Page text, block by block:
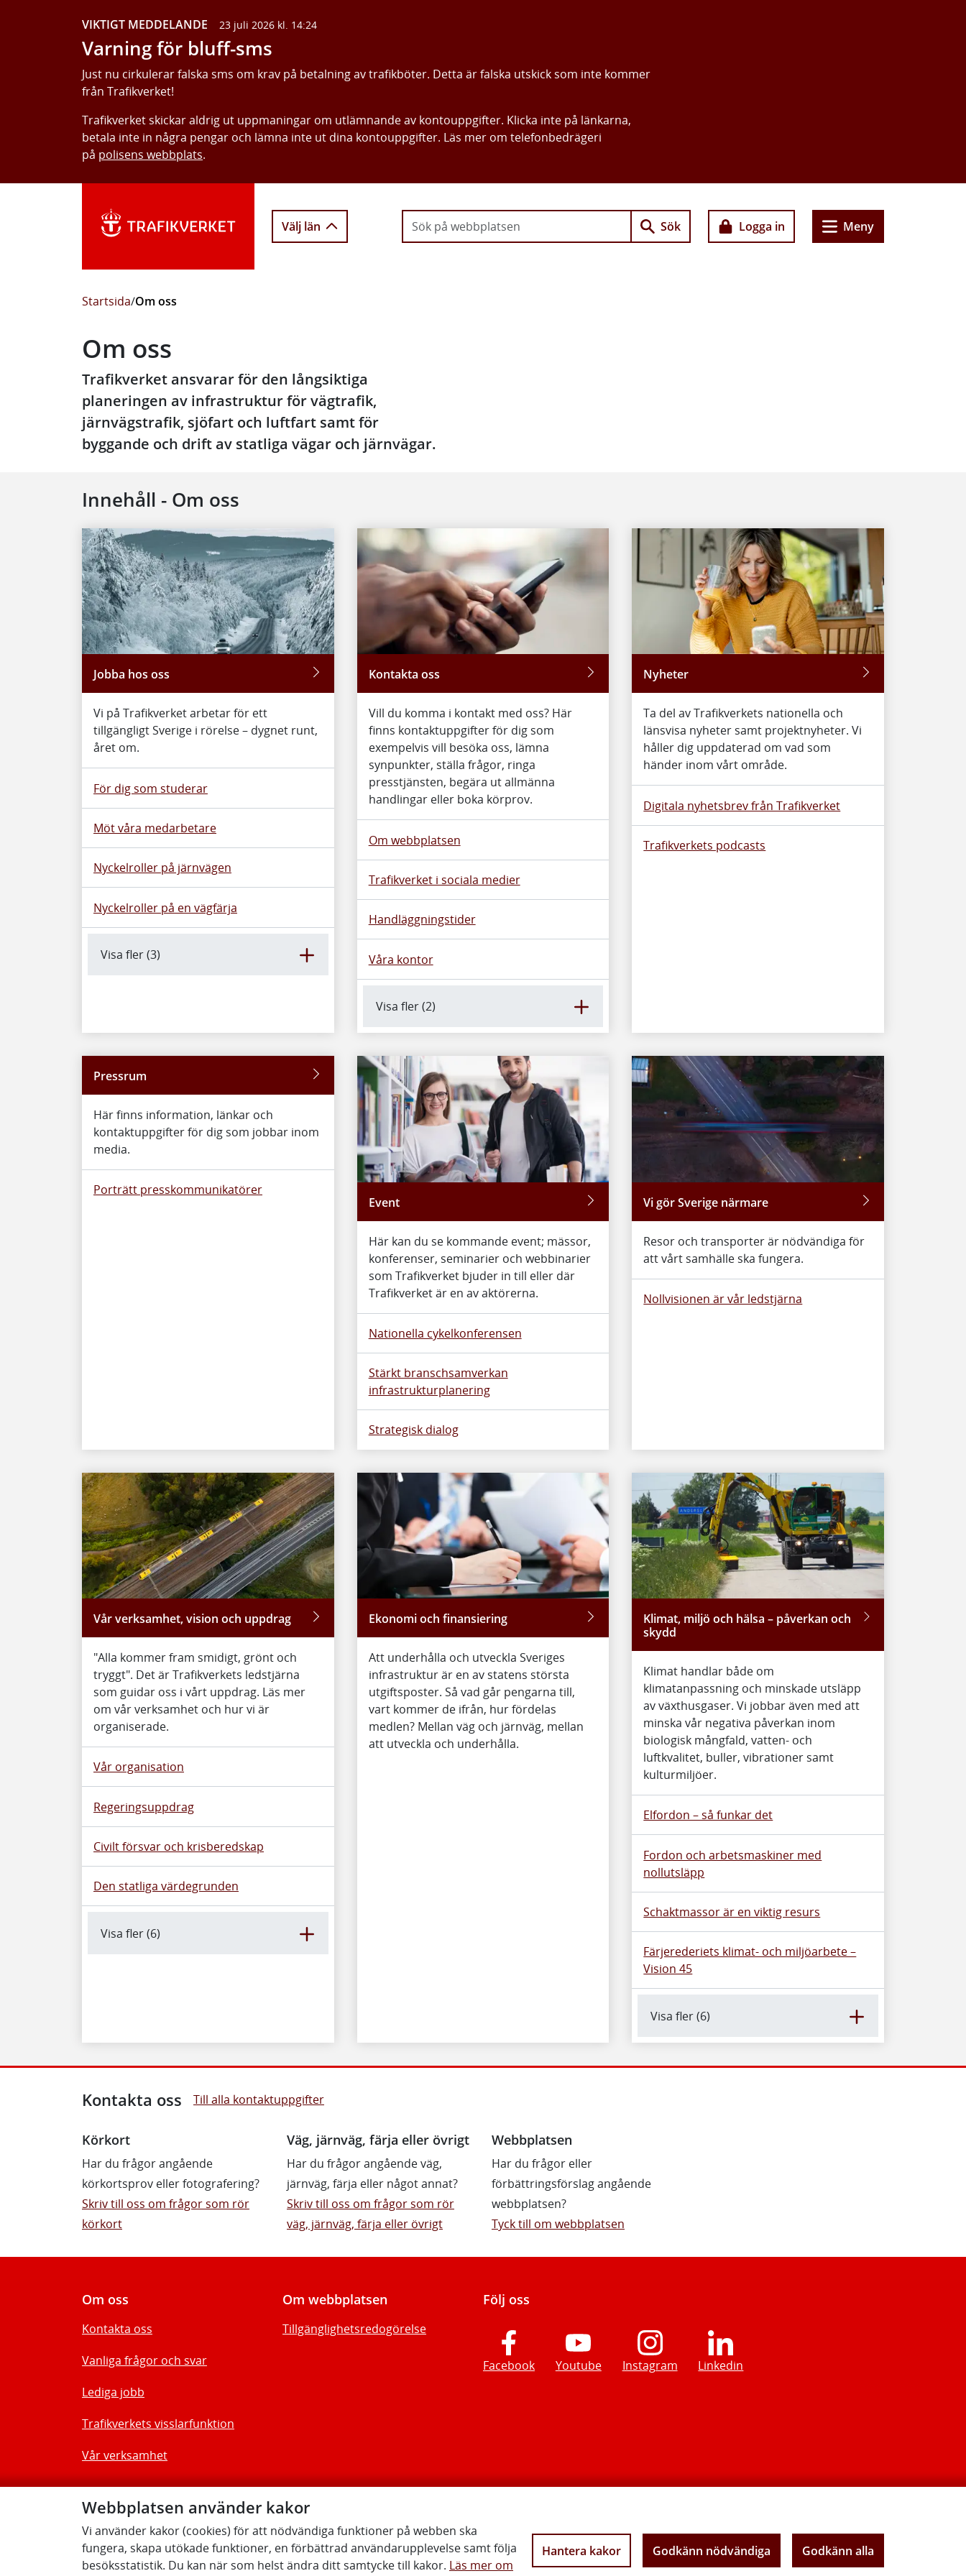
VIKTIGT MEDDELANDE 23 juli 2026 kl. 14:24
Varning för bluff-sms
Just nu cirkulerar falska sms om krav på betalning av trafikböter. Detta är falska utskick som inte kommer
från Trafikverket!
Trafikverket skickar aldrig ut uppmaningar om utlämnande av kontouppgifter. Klicka inte på länkarna,
betala inte in några pengar och lämna inte ut dina kontouppgifter. Läs mer om telefonbedrägeri
på polisens webbplats.
Välj län Sök Logga in Meny
Startsida/Om oss
Om oss
Trafikverket ansvarar för den långsiktiga
planeringen av infrastruktur för vägtrafik,
järnvägstrafik, sjöfart och luftfart samt för
byggande och drift av statliga vägar och järnvägar.
Innehåll - Om oss
Jobba hos oss
Vi på Trafikverket arbetar för ett
tillgängligt Sverige i rörelse – dygnet runt,
året om.
För dig som studerar
Möt våra medarbetare
Nyckelroller på järnvägen
Nyckelroller på en vägfärja
Visa fler (3)
Kontakta oss
Vill du komma i kontakt med oss? Här
finns kontaktuppgifter för dig som
exempelvis vill besöka oss, lämna
synpunkter, ställa frågor, ringa
presstjänsten, begära ut allmänna
handlingar eller boka körprov.
Om webbplatsen
Trafikverket i sociala medier
Handläggningstider
Våra kontor
Visa fler (2)
Nyheter
Ta del av Trafikverkets nationella och
länsvisa nyheter samt projektnyheter. Vi
håller dig uppdaterad om vad som
händer inom vårt område.
Digitala nyhetsbrev från Trafikverket
Trafikverkets podcasts
Pressrum
Här finns information, länkar och
kontaktuppgifter för dig som jobbar inom
media.
Porträtt presskommunikatörer
Event
Här kan du se kommande event; mässor,
konferenser, seminarier och webbinarier
som Trafikverket bjuder in till eller där
Trafikverket är en av aktörerna.
Nationella cykelkonferensen
Stärkt branschsamverkan
infrastrukturplanering
Strategisk dialog
Vi gör Sverige närmare
Resor och transporter är nödvändiga för
att vårt samhälle ska fungera.
Nollvisionen är vår ledstjärna
Vår verksamhet, vision och uppdrag
"Alla kommer fram smidigt, grönt och
tryggt". Det är Trafikverkets ledstjärna
som guidar oss i vårt uppdrag. Läs mer
om vår verksamhet och hur vi är
organiserade.
Vår organisation
Regeringsuppdrag
Civilt försvar och krisberedskap
Den statliga värdegrunden
Visa fler (6)
Ekonomi och finansiering
Att underhålla och utveckla Sveriges
infrastruktur är en av statens största
utgiftsposter. Så vad går pengarna till,
vart kommer de ifrån, hur fördelas
medlen? Mellan väg och järnväg, mellan
att utveckla och underhålla.
Klimat, miljö och hälsa – påverkan och
skydd
Klimat handlar både om
klimatanpassning och minskade utsläpp
av växthusgaser. Vi jobbar även med att
minska vår negativa påverkan inom
biologisk mångfald, vatten- och
luftkvalitet, buller, vibrationer samt
kulturmiljöer.
Elfordon – så funkar det
Fordon och arbetsmaskiner med
nollutsläpp
Schaktmassor är en viktig resurs
Färjerederiets klimat- och miljöarbete –
Vision 45
Visa fler (6)
Webbplatsen använder kakor
Vi använder kakor (cookies) för att nödvändiga funktioner på webben ska
fungera, skapa utökade funktioner, en förbättrad användarupplevelse samt följa
besöksstatistik. Du kan när som helst ändra ditt samtycke till kakor. Läs mer om
Hantera kakor Godkänn nödvändiga Godkänn alla
Kontakta oss Till alla kontaktuppgifter
Körkort
Har du frågor angående
körkortsprov eller fotografering?
Skriv till oss om frågor som rör
körkort
Väg, järnväg, färja eller övrigt
Har du frågor angående väg,
järnväg, färja eller något annat?
Skriv till oss om frågor som rör
väg, järnväg, färja eller övrigt
Webbplatsen
Har du frågor eller
förbättringsförslag angående
webbplatsen?
Tyck till om webbplatsen
Vi gör Sverige närmare
Om oss
Kontakta oss
Vanliga frågor och svar
Lediga jobb
Trafikverkets visslarfunktion
Vår verksamhet
Om webbplatsen
Tillgänglighetsredogörelse
Följ oss
Facebook Youtube Instagram Linkedin